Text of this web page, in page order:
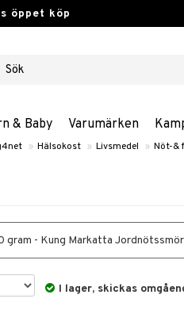
öppet köp
& Baby Varumärken
» Hälsokost » Livsmedel » Nöt-&
gram - Kung Markatta Jordnötssmör
I lager, skickas